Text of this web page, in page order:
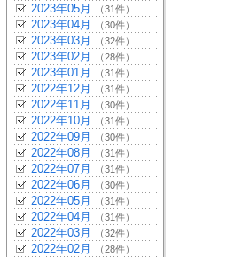
2023年05月 （31件）
2023年04月 （30件）
2023年03月 （32件）
2023年02月 （28件）
2023年01月 （31件）
2022年12月 （31件）
2022年11月 （30件）
2022年10月 （31件）
2022年09月 （30件）
2022年08月 （31件）
2022年07月 （31件）
2022年06月 （30件）
2022年05月 （31件）
2022年04月 （31件）
2022年03月 （32件）
2022年02月 （28件）